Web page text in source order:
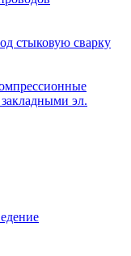
стыковую сварку
эл.